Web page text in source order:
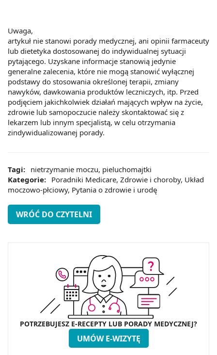
Uwaga,
artykuł nie stanowi porady medycznej, ani opinii farmaceuty
lub dietetyka dostosowanej do indywidualnej sytuacji
pytającego. Uzyskane informacje stanowią jedynie
generalne zalecenia, które nie mogą stanowić wyłącznej
podstawy do stosowania określonej terapii, zmiany
nawyków, dawkowania produktów leczniczych, itp. Przed
podjęciem jakichkolwiek działań mających wpływ na życie,
zdrowie lub samopoczucie należy skontaktować się z
lekarzem lub innym specjalistą, w celu otrzymania
zindywidualizowanej porady.
Tagi: nietrzymanie moczu, pieluchomajtki
Kategorie: Poradniki Medicare, Zdrowie i choroby, Układ
moczowo-płciowy, Pytania o zdrowie i urodę
WRÓĆ DO CZYTELNI
POTRZEBUJESZ E-RECEPTY LUB PORADY MEDYCZNEJ?
UMÓW E-WIZYTĘ